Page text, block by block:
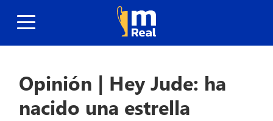
Opinión | Hey Jude: ha
nacido una estrella